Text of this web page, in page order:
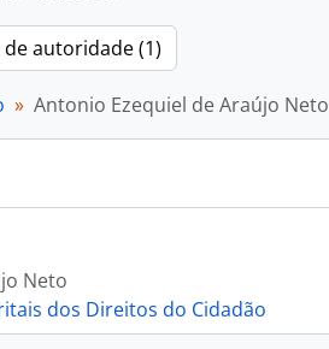
autoridade (1)
Antonio Ezequiel de Araújo Neto
Neto
dos Direitos do Cidadão